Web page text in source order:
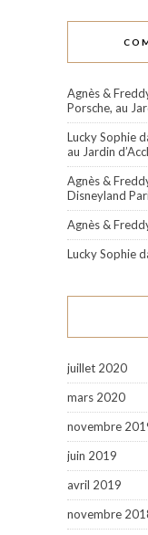
Agnès &
Porsche, au
Lucky Sophie
au Jardin
Agnès &
Disneyland
Agnès &
Lucky Sophie
juillet 2020
mars 2020
novembre
juin 2019
avril 2019
novembre